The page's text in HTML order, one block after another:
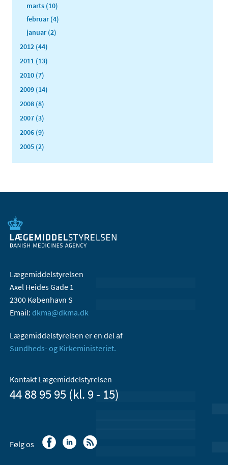
marts (10)
februar (4)
januar (2)
2012 (44)
2011 (13)
2010 (7)
2009 (14)
2008 (8)
2007 (3)
2006 (9)
2005 (2)
Lægemiddelstyrelsen
Axel Heides Gade 1
2300 København S
Email: dkma@dkma.dk
Lægemiddelstyrelsen er en del af
Sundheds- og Kirkeministeriet.
Kontakt Lægemiddelstyrelsen
44 88 95 95 (kl. 9 - 15)
Følg os